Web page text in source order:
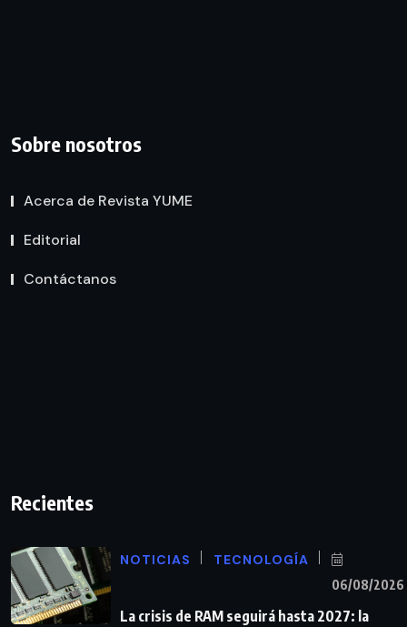
Sobre nosotros
Acerca de Revista YUME
Editorial
Contáctanos
Recientes
NOTICIAS TECNOLOGÍA
06/08/2026
La crisis de RAM seguirá hasta 2027: la